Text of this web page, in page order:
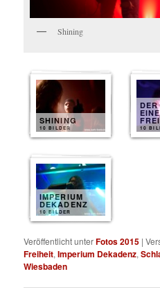
Shining
SHINING
10 BILDER 10
IMPERIUM
DEKADENZ
10 BILDER
Veröffentlicht unterFotos 2015 |
Freiheit,Imperium Dekadenz,
Wiesbaden